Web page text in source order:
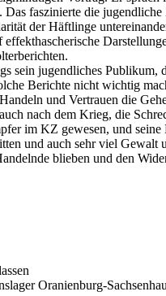
Das faszinierte die
der Häftlinge
sein jugendliches Publikum,
Berichte nicht wichtig
und Vertrauen die
nach dem Krieg, die
im KZ gewesen, und
und auch sehr viel Gewalt
blieben und den
Oranienburg-